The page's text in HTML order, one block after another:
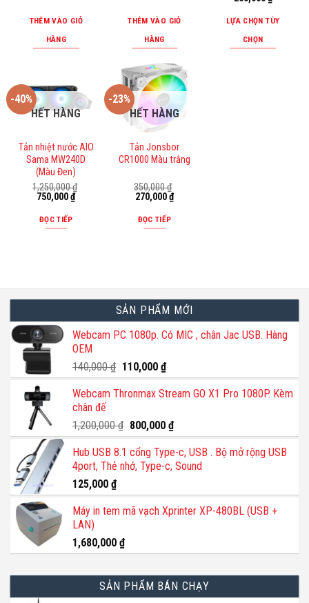
105,000 ₫.
THÊM VÀO GIỎ
HÀNG
THÊM VÀO GIỎ
HÀNG
LỰA CHỌN TÙY
CHỌN
-40%
HẾT HÀNG
Tản nhiệt nước AIO
Sama MW240D
(Màu Đen)
1,250,000₫
Giá
là:
1,250,000 ₫.
750,000₫Giá
hiện
ĐỌC TIẾP
-23%
HẾT HÀNG
Tản Jonsbor
CR1000 Màu trắng
350,000₫
Giá
là:
350,000 ₫.
270,000₫Giá
hiện
ĐỌC TIẾP
SẢN PHẨM MỚI
Webcam PC 1080p. Có MIC , chân Jac USB. Hàng
OEM
140,000₫ Giá
gốc
là:
110,000 ₫Giá
hiện
tại
110,000 ₫.
Webcam Thronmax Stream GO X1 Pro 1080P. Kèm
chân đế
1,200,000₫ Giá
gốc
là:
1,200,000 ₫.
800,000 ₫Giá
hiện
tại
là:
Hub USB 8.1 cổng Type-c, USB . Bộ mở rộng USB
4port, Thẻ nhớ, Type-c, Sound
125,000 ₫
Máy in tem mã vạch Xprinter XP-480BL (USB +
LAN)
1,680,000 ₫
SẢN PHẨM BÁN CHẠY